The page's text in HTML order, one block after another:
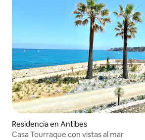
Residencia en Antibes
Casa Tourraque con vistas al mar